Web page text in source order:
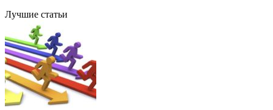
Лучшие статьи